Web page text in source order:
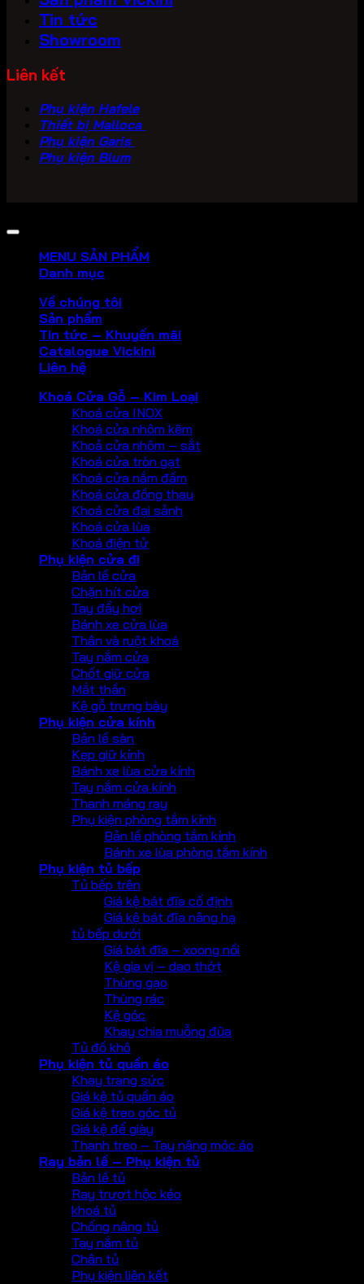
Tin tức
Showroom
Liên kết
Phụ kiện Hafele
Thiết bị Malloca
Phụ kiện Garis
Phụ kiện Blum
MENU SẢN PHẨM
Danh mục
Về chúng tôi
Sản phẩm
Tin tức – Khuyến mãi
Catalogue Vickini
Liên hệ
Khoá Cửa Gỗ – Kim Loại
Khoá cửa INOX
Khoá cửa nhôm kẽm
Khoả cửa nhôm – sắt
Khoá cửa tròn gạt
Khoá cửa nắm đấm
Khoá cửa đồng thau
Khoá cửa đại sảnh
Khoá cửa lùa
Khoá điện tử
Phụ kiện cửa đi
Bản lề cửa
Chặn hít cửa
Tay đẩy hơi
Bánh xe cửa lùa
Thân và ruột khoá
Tay nắm cửa
Chốt giữ cửa
Mắt thần
Kệ gỗ trưng bày
Phụ kiện cửa kính
Bản lề sàn
Kẹp giữ kính
Bánh xe lùa cửa kính
Tay nắm cửa kính
Thanh máng ray
Phụ kiện phòng tắm kính
Bản lề phòng tắm kính
Bánh xe lùa phòng tắm kính
Phụ kiện tủ bếp
Tủ bếp trên
Giá kệ bát đĩa cố định
Giá kệ bát đĩa nâng hạ
tủ bếp dưới
Giá bát đĩa – xoong nồi
Kệ gia vị – dao thớt
Thùng gạo
Thùng rác
Kệ góc
Khay chia muỗng đũa
Tủ đồ khô
Phụ kiện tủ quần áo
Khay trang sức
Giá kệ tủ quần áo
Giá kệ treo góc tủ
Giá kệ để giày
Thanh treo – Tay nâng móc áo
Ray bản lề – Phụ kiện tủ
Bản lề tủ
Ray trượt hộc kéo
khoá tủ
Chống nâng tủ
Tay nắm tủ
Chân tủ
Phụ kiện liên kết